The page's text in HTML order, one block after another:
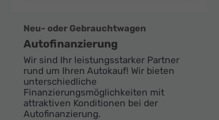
Neu- oder Gebrauchtwagen
Autofinanzierung
Wir sind Ihr leistungsstarker Partner
rund um Ihren Autokauf! Wir bieten
unterschiedliche
Finanzierungsmöglichkeiten mit
attraktiven Konditionen bei der
Autofinanzierung.